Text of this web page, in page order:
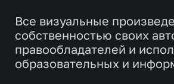
Все визуальные
собственностью своих
правообладателей и
образовательных и